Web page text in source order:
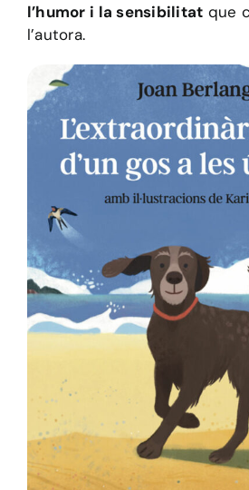
l’humor i la sensibilitat que
l’autora.